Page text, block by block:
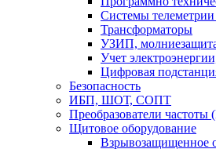
Системы
Трансформаторы
УЗИП,
Учет
Цифровая
Безопасность
ИБП, ШОТ, СОПТ
Преобразователи частоты
Щитовое оборудование
Взрывозащищенное